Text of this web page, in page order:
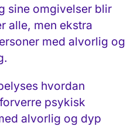
sine omgivelser blir
alle, men ekstra
med alvorlig og
hvordan
psykisk
alvorlig og dyp